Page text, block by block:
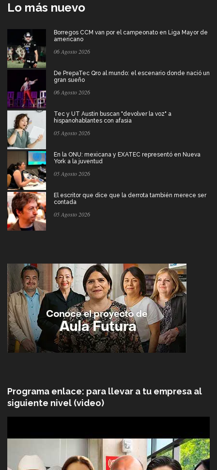
Lo más nuevo
Borregos CCM van por el campeonato en Liga Mayor de
americano
06 Agosto 2026
De PrepaTec Qro al mundo: el escenario donde nació un
gran sueño
06 Agosto 2026
Tec y UT Austin buscan "devolver la voz" a
hispanohablantes con afasia
05 Agosto 2026
En la ONU: mexicana y EXATEC representó en Nueva
York a la juventud
05 Agosto 2026
El escritor que dice que la derrota también merece ser
contada
05 Agosto 2026
Programa enlace: para llevar a tu empresa al
siguiente nivel (video)